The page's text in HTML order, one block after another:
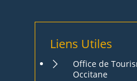
Liens Utiles
Office de
Occitane